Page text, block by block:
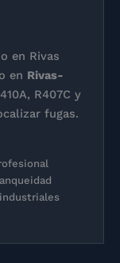
en Rivas
en Rivas-
R407C y
fugas.